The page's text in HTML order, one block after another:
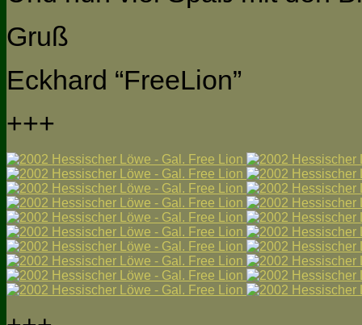
Gruß
Eckhard “FreeLion”
+++